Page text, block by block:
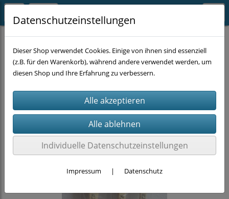
PARKSIDE Deals
Datenschutzeinstellungen
Dieser Shop verwendet Cookies. Einige von ihnen sind essenziell
(z.B. für den Warenkorb), während andere verwendet werden, um
diesen Shop und Ihre Erfahrung zu verbessern.
Individuelle Datenschutzeinstellungen
Impressum | Datenschutz